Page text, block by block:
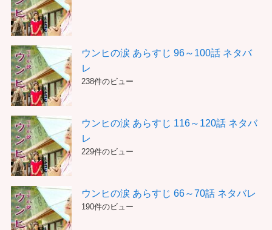
ウンヒの涙 あらすじ 96～100話 ネタバ
レ
238件のビュー
ウンヒの涙 あらすじ 116～120話 ネタバ
レ
229件のビュー
ウンヒの涙 あらすじ 66～70話 ネタバレ
190件のビュー